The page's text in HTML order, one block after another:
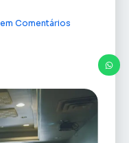
Comentários